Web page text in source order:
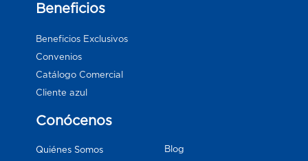
Beneficios
Beneficios Exclusivos
Convenios
Catálogo Comercial
Cliente azul
Conócenos
Quiénes Somos
Blog